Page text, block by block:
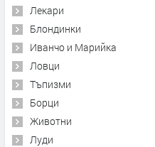
Лекари
Блондинки
Иванчо и Марийка
Ловци
Тъпизми
Борци
Животни
Луди